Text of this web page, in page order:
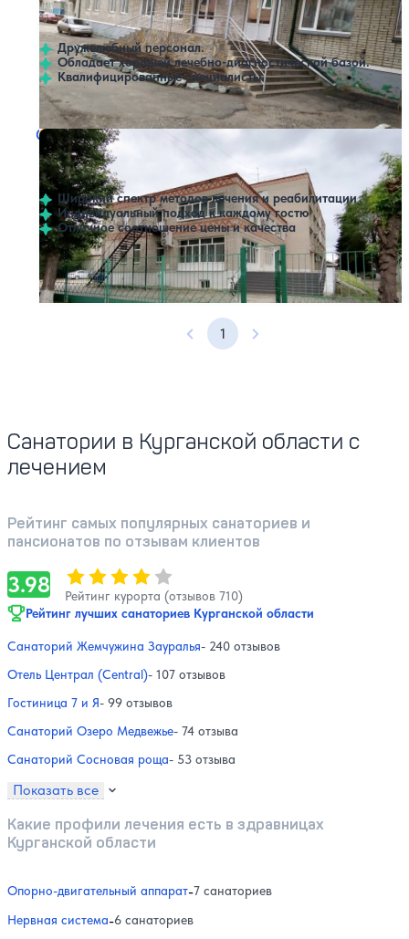
Курган
Дружелюбный персонал.
Обладает хорошей лечебно-диагностической базой.
Квалифицированные специалисты.
Санаторий СанЛайн
4.37 отзывов
Широкий спектр методов лечения и реабилитации
Индивидуальный подход к каждому гостю
Отличное соотношение цены и качества
Профилей лечения:6
Нет цен или свободных мест на выбранные даты
Выбрать другой вариант
Предыдущая страница
1 Следующая страница
Санатории в Курганской области с
лечением
Рейтинг самых популярных санаториев и
пансионатов по отзывам клиентов
3.98 Оценка, количество звезд:
Рейтинг курорта (отзывов 710)
Рейтинг лучших санаториев Курганской области
Санаторий Жемчужина Зауралья- 240 отзывов
Отель Централ (Central)- 107 отзывов
Гостиница 7 и Я- 99 отзывов
Санаторий Озеро Медвежье- 74 отзыва
Санаторий Сосновая роща- 53 отзыва
Показать все
Какие профили лечения есть в здравницах
Курганской области
Опорно-двигательный аппарат-7 санаториев
Нервная система-6 санаториев